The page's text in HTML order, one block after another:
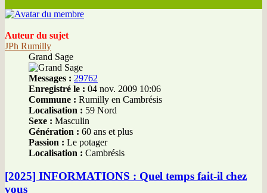
Auteur du sujet
JPh Rumilly
Grand Sage
Messages : 29762
Enregistré le : 04 nov. 2009 10:06
Commune : Rumilly en Cambrésis
Localisation : 59 Nord
Sexe : Masculin
Génération : 60 ans et plus
Passion : Le potager
Localisation : Cambrésis
[2025] INFORMATIONS : Quel temps fait-il chez
vous